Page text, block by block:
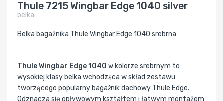
Thule 7215 Wingbar Edge 1040 silver
belka
Belka bagażnika Thule Wingbar Edge 1040 srebrna
Thule Wingbar Edge 1040 w kolorze srebrnym to
wysokiej klasy belka wchodząca w skład zestawu
tworzącego popularny bagażnik dachowy Thule Edge.
Odznacza się opływowym kształtem i łatwym montażem